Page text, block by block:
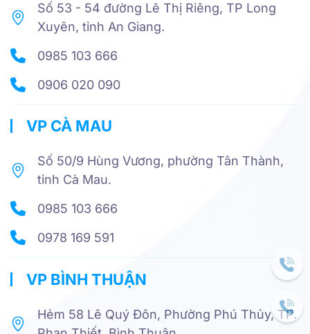
Số 53 - 54 đường Lê Thị Riêng, TP Long
Xuyên, tỉnh An Giang.
0985 103 666
0906 020 090
VP CÀ MAU
Số 50/9 Hùng Vương, phường Tân Thành,
tỉnh Cà Mau.
0985 103 666
0978 169 591
VP BÌNH THUẬN
Hẻm 58 Lê Quý Đôn, Phường Phú Thủy, TP.